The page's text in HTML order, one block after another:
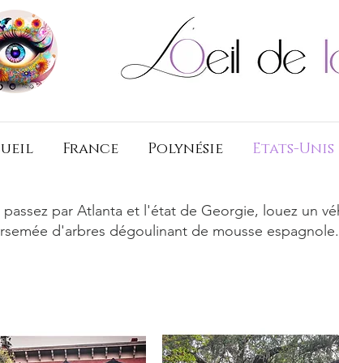
France Polynésie Etats-Unis
passez par Atlanta et l'état de Georgie, louez un
d'arbres dégoulinant de mousse espagnole.